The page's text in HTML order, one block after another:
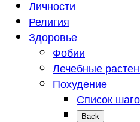
Личности
Религия
Здоровье
Фобии
Лечебные
Похудение
Список
Back